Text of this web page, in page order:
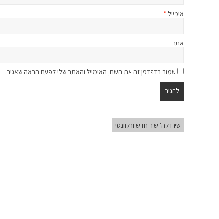
אימייל *
אתר
שמור בדפדפן זה את השם, האימייל והאתר שלי לפעם הבאה שאגיב.
שירו לה' שיר חדש ורלוונטי